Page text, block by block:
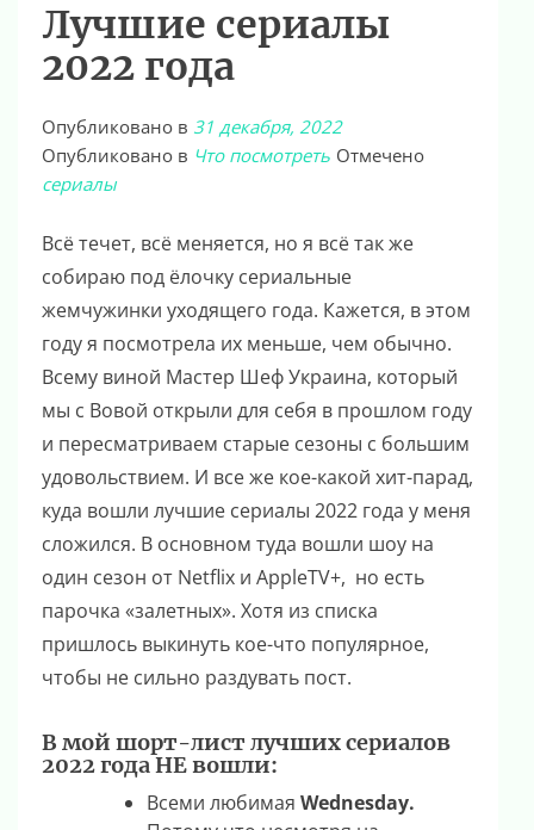
Лучшие сериалы
2022 года
Опубликовано в 31 декабря, 2022
Опубликовано в Что посмотреть Отмечено
сериалы
Всё течет, всё меняется, но я всё так же
собираю под ёлочку сериальные
жемчужинки уходящего года. Кажется, в этом
году я посмотрела их меньше, чем обычно.
Всему виной Мастер Шеф Украина, который
мы с Вовой открыли для себя в прошлом году
и пересматриваем старые сезоны с большим
удовольствием. И все же кое-какой хит-парад,
куда вошли лучшие сериалы 2022 года у меня
сложился. В основном туда вошли шоу на
один сезон от Netflix и AppleTV+, но есть
парочка «залетных». Хотя из списка
пришлось выкинуть кое-что популярное,
чтобы не сильно раздувать пост.
В мой шорт-лист лучших сериалов
2022 года НЕ вошли:
Всеми любимая Wednesday.